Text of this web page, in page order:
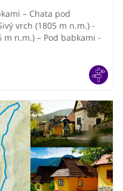
– Chata pod
vrch (1805 m n.m.) -
m n.m.) – Pod babkami -